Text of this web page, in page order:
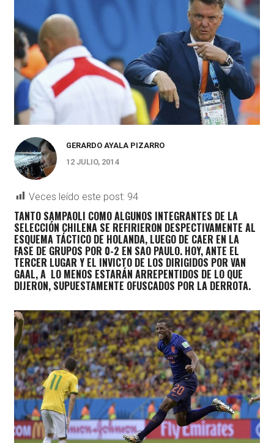
GERARDO AYALA PIZARRO
12 JULIO, 2014
Veces leído este post: 94
TANTO SAMPAOLI COMO ALGUNOS INTEGRANTES DE LA
SELECCIÓN CHILENA SE REFIRIERON DESPECTIVAMENTE AL
ESQUEMA TÁCTICO DE HOLANDA, LUEGO DE CAER EN LA
FASE DE GRUPOS POR 0-2 EN SAO PAULO. HOY, ANTE EL
TERCER LUGAR Y EL INVICTO DE LOS DIRIGIDOS POR VAN
GAAL, A LO MENOS ESTARÁN ARREPENTIDOS DE LO QUE
DIJERON, SUPUESTAMENTE OFUSCADOS POR LA DERROTA.